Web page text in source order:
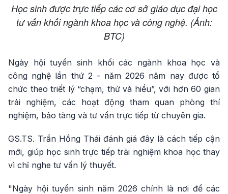
Học sinh được trực tiếp các cơ sở giáo dục đại học
tư vấn khối ngành khoa học và công nghệ. (Ảnh:
BTC)
Ngày hội tuyển sinh khối các ngành khoa học và
công nghệ lần thứ 2 - năm 2026 năm nay được tổ
chức theo triết lý “chạm, thử và hiểu”, với hơn 60 gian
trải nghiệm, các hoạt động tham quan phòng thí
nghiệm, bảo tàng và tư vấn trực tiếp từ chuyên gia.
GS.TS. Trần Hồng Thái đánh giá đây là cách tiếp cận
mới, giúp học sinh trực tiếp trải nghiệm khoa học thay
vì chỉ nghe tư vấn lý thuyết.
"Ngày hội tuyển sinh năm 2026 chính là nơi để các